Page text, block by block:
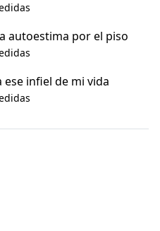
autoestima por el piso
ese infiel de mi vida